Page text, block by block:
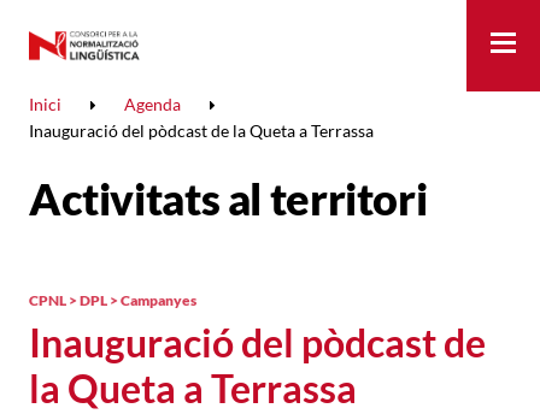
Inici
Agenda
Inauguració del pòdcast de la Queta a Terrassa
Activitats al territori
Inauguració del pòdcast de
la Queta a Terrassa
CPNL > DPL > Campanyes